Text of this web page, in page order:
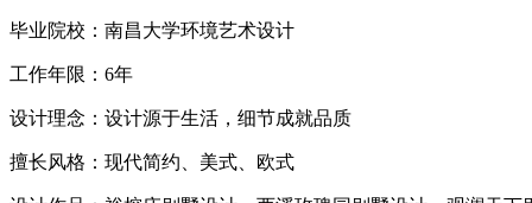
毕业院校：南昌大学环境艺术设计
工作年限： 6年
设计理念： 设计源于生活，细节成就品质
擅长风格：现代简约、美式、欧式